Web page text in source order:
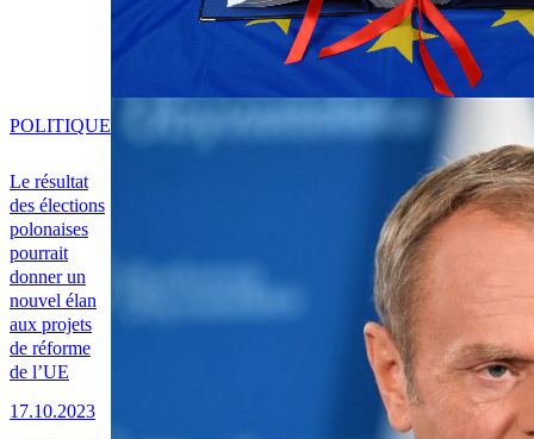
Le résultat
des élections
polonaises
pourrait
donner un
nouvel élan
aux projets
de réforme
de l’UE
17.10.2023
POLITIQUE